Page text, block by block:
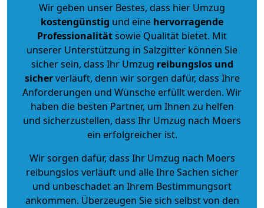
Wir geben unser Bestes, dass hier Umzug
kostengünstig und eine hervorragende
Professionalitätsowie Qualität bietet. Mit
unserer Unterstützung in Salzgitter können Sie
sicher sein, dass Ihr Umzug reibungslos und
sicherverläuft, denn wir sorgen dafür, dass Ihre
Anforderungen und Wünsche erfüllt werden. Wir
haben die besten Partner, um Ihnen zu helfen
und sicherzustellen, dass Ihr Umzug nach Moers
ein erfolgreicher ist.
Wir sorgen dafür, dass Ihr Umzug nach Moers
reibungslos verläuft und alle Ihre Sachen sicher
und unbeschadet an Ihrem Bestimmungsort
ankommen. Überzeugen Sie sich selbst von den